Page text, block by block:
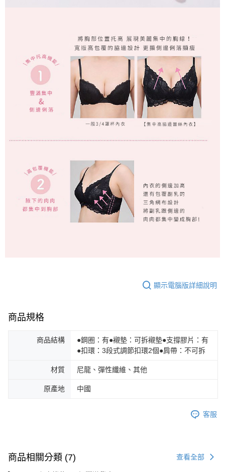
顯示電腦版詳細說明
商品規格
商品結構
●鋼圈：有●襯墊：可拆襯墊●支撐膠片：有
●扣環：3段式調節扣環2個●肩帶：不可拆
材質 尼龍、彈性纖維、其他
原產地 中國
客服
商品相關分類 (7) 查看全部